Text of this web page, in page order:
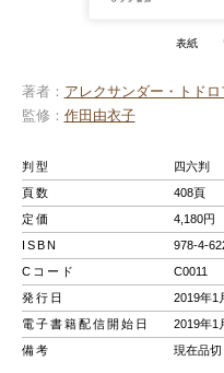
表紙
著者 アレクサンダー・トドロ
監修
作田由衣子
判型
四六判
頁数
408頁
定価
4,180円
ISBN
978-4-
Cコード
C0011
発行日
2019年1
電子書籍配信開始日
2019年1
備考
現在品切